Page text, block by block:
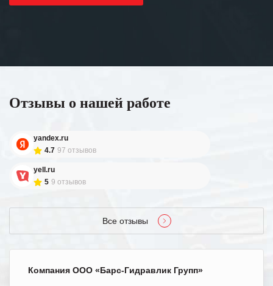
Отзывы о нашей работе
yandex.ru
4.7 97 отзывов
yell.ru
5 9 отзывов
Все отзывы
Компания ООО «Барс-Гидравлик Групп»